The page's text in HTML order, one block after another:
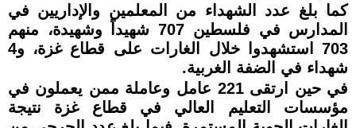
كما بلغ عدد الشهداء من المعلمين والإداريين في
المدارس في فلسطين 707 شهيداً وشهيدة، منهم
703 استشهدوا خلال الغارات على قطاع غزة، و4
شهداء في الضفة الغربية.
في حين ارتقى 221 عامل وعاملة ممن يعملون في
مؤسسات التعليم العالي في قطاع غزة نتيجة